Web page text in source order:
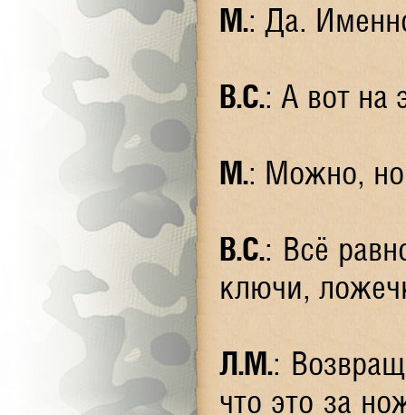
М.: Да.
В.С.: А вот на
М.: Можно, но
В.С.: Всё
ключи,
Л.М.:
что это за